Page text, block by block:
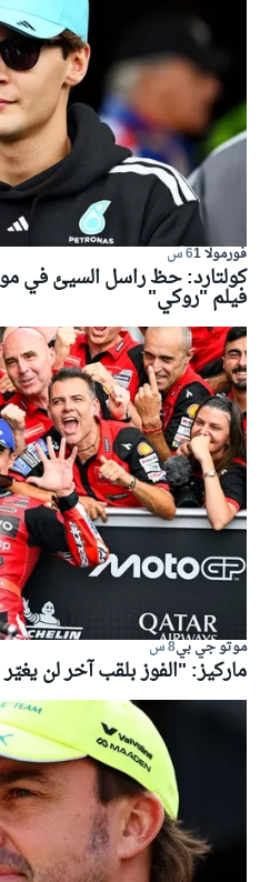
فورمولا 1 6 س
فيلم "روكي"
موتو جي بي8 س
ماركيز: "الفوز بلقب آخر لن